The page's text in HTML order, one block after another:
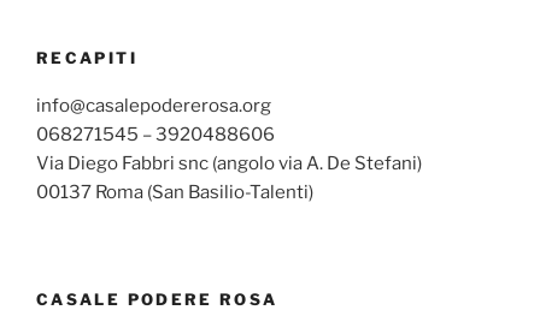
RECAPITI
info@casalepodererosa.org
068271545 – 3920488606
Via Diego Fabbri snc (angolo via A. De Stefani)
00137 Roma (San Basilio-Talenti)
CASALE PODERE ROSA